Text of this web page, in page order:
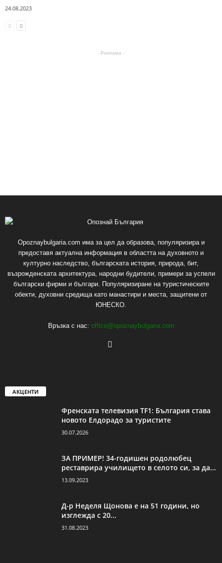
24.08.2023
- Реклама -
Opoznaybulgaria.com има за цел да образова, популяризира и
предоставя актуална информация в областта на духовното и
културно наследство, българската история, природа, бит,
възрожденската архитектура, народни будители, примери за успели
български фирми и българи. Популяризиране на туристическите
обекти, духовни средища като манастири и места, защитени от
ЮНЕСКО.
Връзка с нас: office@opoznaybulgaria.com
АКЦЕНТИ
Френската телевизия TF1: България става
новото Елдорадо за туристите
30.07.2026
ЗА ПРИМЕР! 34-годишен родолюбец
реставрира училището в селото си, за да...
13.09.2023
Д-р Неделя Щонова е на 51 години, но
изглежда с 20...
31.08.2023